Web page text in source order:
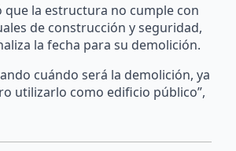
que la estructura no cumple con
de construcción y seguridad,
la fecha para su demolición.
cuándo será la demolición, ya
utilizarlo como edificio público”,